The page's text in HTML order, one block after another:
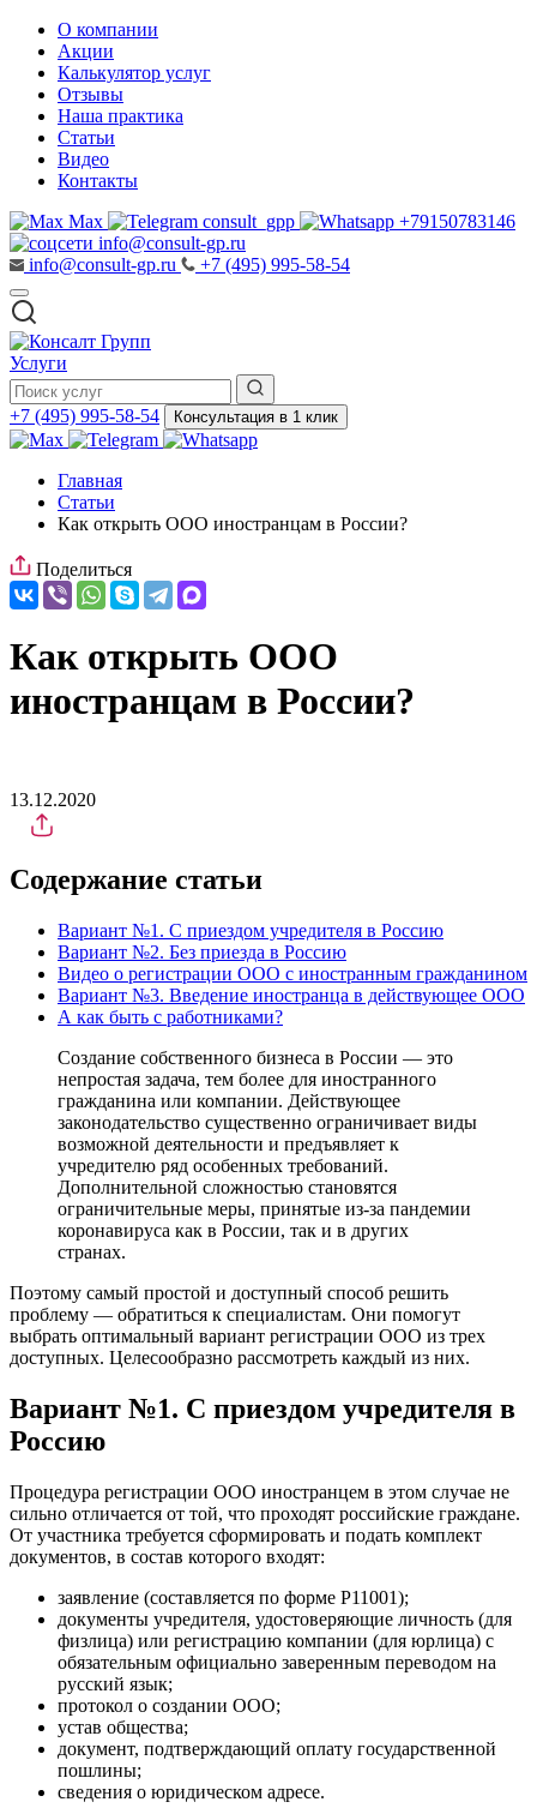
О компании
Акции
Калькулятор услуг
Отзывы
Наша практика
Статьи
Видео
Контакты
Max
consult_gpp
+79150783146
info@consult-gp.ru
info@consult-gp.ru
+7 (495) 995-58-54
Услуги
+7 (495) 995-58-54 Консультация в 1 клик
Главная
Статьи
Как открыть ООО иностранцам в России?
Поделиться
Как открыть ООО
иностранцам в России?
13.12.2020
Содержание статьи
Вариант №1. С приездом учредителя в Россию
Вариант №2. Без приезда в Россию
Видео о регистрации ООО с иностранным гражданином
Вариант №3. Введение иностранца в действующее ООО
А как быть с работниками?
Создание собственного бизнеса в России — это
непростая задача, тем более для иностранного
гражданина или компании. Действующее
законодательство существенно ограничивает виды
возможной деятельности и предъявляет к
учредителю ряд особенных требований.
Дополнительной сложностью становятся
ограничительные меры, принятые из-за пандемии
коронавируса как в России, так и в других
странах.
Поэтому самый простой и доступный способ решить
проблему — обратиться к специалистам. Они помогут
выбрать оптимальный вариант регистрации ООО из трех
доступных. Целесообразно рассмотреть каждый из них.
Вариант №1. С приездом учредителя в
Россию
Процедура регистрации ООО иностранцем в этом случае не
сильно отличается от той, что проходят российские граждане.
От участника требуется сформировать и подать комплект
документов, в состав которого входят:
заявление (составляется по форме Р11001);
документы учредителя, удостоверяющие личность (для
физлица) или регистрацию компании (для юрлица) с
обязательным официально заверенным переводом на
русский язык;
протокол о создании ООО;
устав общества;
документ, подтверждающий оплату государственной
пошлины;
сведения о юридическом адресе.